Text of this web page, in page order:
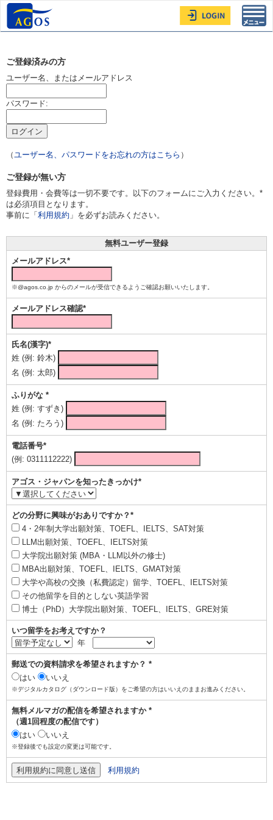
ご登録済みの方
ユーザー名、またはメールアドレス
パスワード:
（ユーザー名、パスワードをお忘れの方はこちら ）
ご登録が無い方
登録費用・会費等は一切不要です。以下のフォームにご入力ください。*
は必須項目となります。
事前に「 利用規約 」を必ずお読みください。
無料ユーザー登録
メールアドレス*
※@agos.co.jp からのメールが受信できるようご確認お願いいたします。
メールアドレス確認*
氏名(漢字)*
姓 (例: 鈴木)
名 (例: 太郎)
ふりがな *
姓 (例: すずき)
名 (例: たろう)
電話番号*
(例: 0311112222)
アゴス・ジャパンを知ったきっかけ*
どの分野に興味がおありですか？*
4・2年制大学出願対策、TOEFL、IELTS、SAT対策
LLM出願対策、TOEFL、IELTS対策
大学院出願対策 (MBA・LLM以外の修士)
MBA出願対策、TOEFL、IELTS、GMAT対策
大学や高校の交換（私費認定）留学、TOEFL、IELTS対策
その他留学を目的としない英語学習
博士（PhD）大学院出願対策、TOEFL、IELTS、GRE対策
いつ留学をお考えですか？
年
郵送での資料請求を希望されますか？ *
はい
いいえ
※デジタルカタログ（ダウンロード版）をご希望の方はいいえのままお進みください。
無料メルマガの配信を希望されますか *
（週1回程度の配信です）
はい
いいえ
※登録後でも設定の変更は可能です。
利用規約